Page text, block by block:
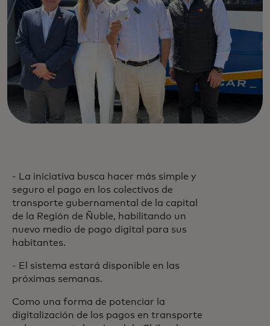
- La iniciativa busca hacer más simple y
seguro el pago en los colectivos de
transporte gubernamental de la capital
de la Región de Ñuble, habilitando un
nuevo medio de pago digital para sus
habitantes.
- El sistema estará disponible en las
próximas semanas.
Como una forma de potenciar la
digitalización de los pagos en transporte